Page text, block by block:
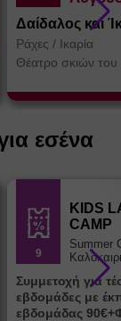
Δαίδαλος και
Ράχες / Ικαρία
Θέατρο σκιών
εσένα
9
KIDS
CAMP
Summer
Συμμετοχή για
εβδομάδες με
εβδομάδας